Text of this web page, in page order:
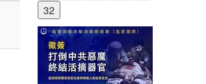
32